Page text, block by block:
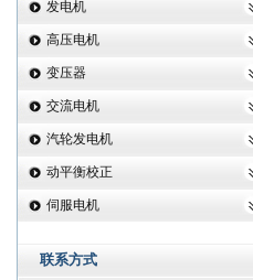
发电机
高压电机
变压器
交流电机
汽轮发电机
动平衡校正
伺服电机
联系方式